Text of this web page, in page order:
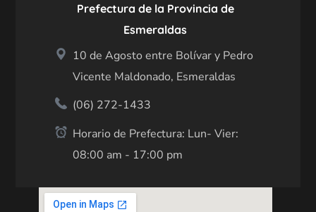
Prefectura de la Provincia de
Esmeraldas
10 de Agosto entre Bolívar y Pedro
Vicente Maldonado, Esmeraldas
(06) 272-1433
Horario de Prefectura: Lun- Vier:
08:00 am - 17:00 pm